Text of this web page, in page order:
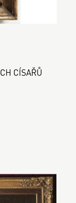
CÍSAŘŮ